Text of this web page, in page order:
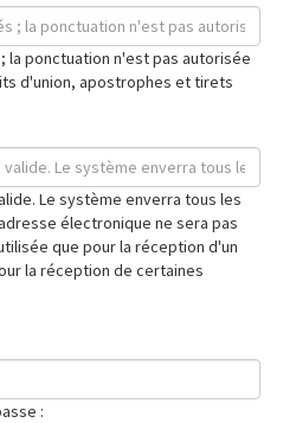
la ponctuation n'est pas autorisée
d'union, apostrophes et tirets
Le système enverra tous les
électronique ne sera pas
que pour la réception d'un
la réception de certaines
: